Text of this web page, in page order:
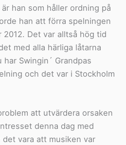
han som håller ordning på
han att förra spelningen
2012. Det var alltså hög tid
med alla härliga låtarna
Swingin´ Grandpas
och det var i Stockholm
att utvärdera orsaken
denna dag med
vara att musiken var